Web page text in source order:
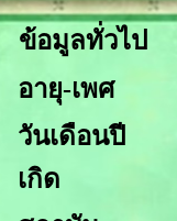
ข้อมูลทั่วไป
อายุ-เพศ
วันเดือนปี
เกิด